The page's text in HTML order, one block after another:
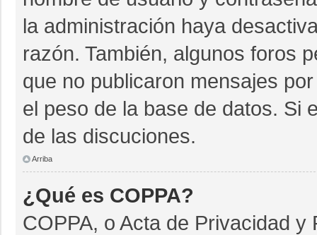
la administración haya
razón. También, algunos foros
que no publicaron mensajes
el peso de la base de datos. Si
de las discuciones.
Arriba
¿Qué es COPPA?
COPPA, o Acta de Privacidad